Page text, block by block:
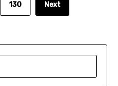
130 Next